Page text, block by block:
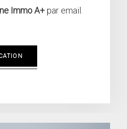
Immo A+par email.